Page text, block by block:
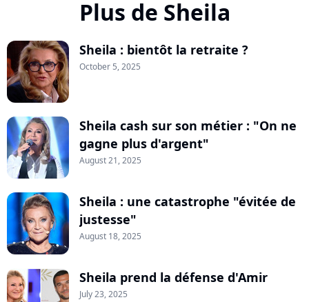
Plus de Sheila
Sheila : bientôt la retraite ?
October 5, 2025
Sheila cash sur son métier : "On ne
gagne plus d'argent"
August 21, 2025
Sheila : une catastrophe "évitée de
justesse"
August 18, 2025
Sheila prend la défense d'Amir
July 23, 2025